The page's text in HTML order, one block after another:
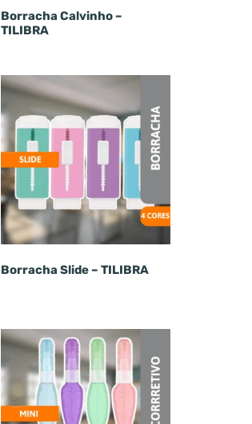
Borracha Calvinho –
TILIBRA
Borracha Slide – TILIBRA